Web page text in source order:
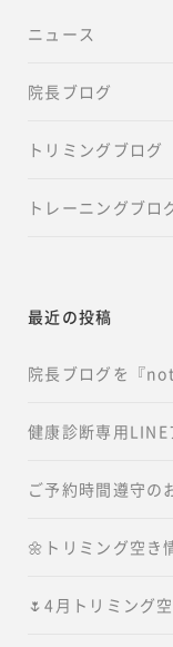
ニュース
院長ブログ
トリミングブログ
トレーニングブロ
最近の投稿
院長ブログを『
健康診断専用
ご予約時間遵守の
🌼トリミング空き
🌷4月トリミング